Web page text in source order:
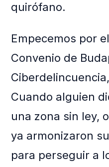
quirófano.
Empecemos por
Convenio de
Cuando alguien
una zona sin ley,
ya armonizaron
para perseguir a